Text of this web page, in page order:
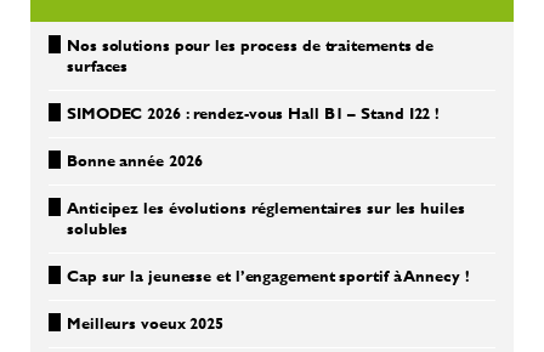
Nos solutions pour les process de traitements de
surfaces
SIMODEC 2026 : rendez-vous Hall B1 – Stand I22 !
Bonne année 2026
Anticipez les évolutions réglementaires sur les huiles
solubles
Cap sur la jeunesse et l’engagement sportif à Annecy !
Meilleurs voeux 2025